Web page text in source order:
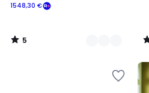
1548,30 €
5
/
/